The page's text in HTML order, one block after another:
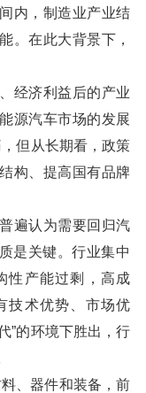
内，制造业产业结
。在此大背景下，
经济利益后的产业
源汽车市场的发展
但从长期看，政策
构、提高国有品牌
遍认为需要回归汽
是关键。行业集中
性产能过剩，高成
技术优势、市场优
”的环境下胜出，行
、器件和装备，前